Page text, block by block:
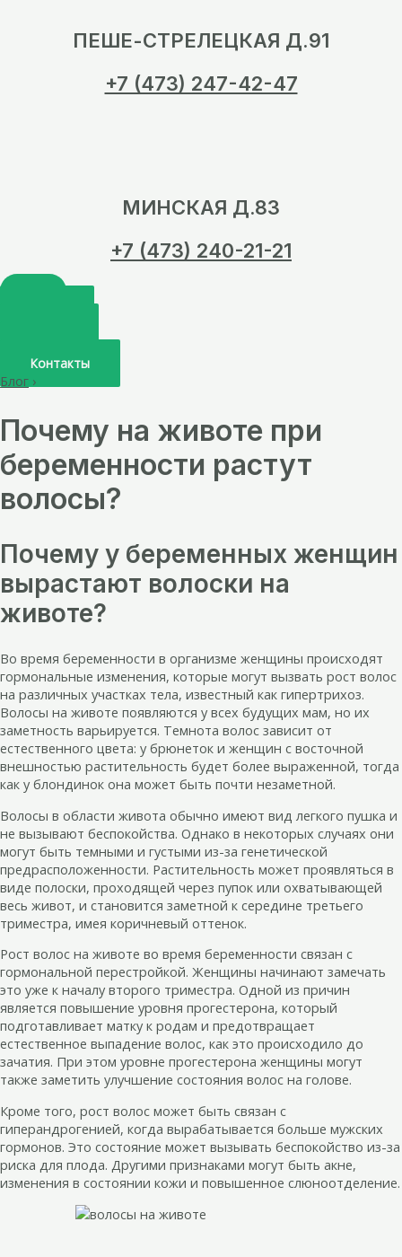
ПЕШЕ-СТРЕЛЕЦКАЯ Д.91
+7 (473) 247-42-47
МИНСКАЯ Д.83
+7 (473) 240-21-21
Контакты
Блог ›
Почему на животе при
беременности растут
волосы?
Почему у беременных женщин
вырастают волоски на
животе?
Во время беременности в организме женщины происходят
гормональные изменения, которые могут вызвать рост волос
на различных участках тела, известный как гипертрихоз.
Волосы на животе появляются у всех будущих мам, но их
заметность варьируется. Темнота волос зависит от
естественного цвета: у брюнеток и женщин с восточной
внешностью растительность будет более выраженной, тогда
как у блондинок она может быть почти незаметной.
Волосы в области живота обычно имеют вид легкого пушка и
не вызывают беспокойства. Однако в некоторых случаях они
могут быть темными и густыми из-за генетической
предрасположенности. Растительность может проявляться в
виде полоски, проходящей через пупок или охватывающей
весь живот, и становится заметной к середине третьего
триместра, имея коричневый оттенок.
Рост волос на животе во время беременности связан с
гормональной перестройкой. Женщины начинают замечать
это уже к началу второго триместра. Одной из причин
является повышение уровня прогестерона, который
подготавливает матку к родам и предотвращает
естественное выпадение волос, как это происходило до
зачатия. При этом уровне прогестерона женщины могут
также заметить улучшение состояния волос на голове.
Кроме того, рост волос может быть связан с
гиперандрогенией, когда вырабатывается больше мужских
гормонов. Это состояние может вызывать беспокойство из-за
риска для плода. Другими признаками могут быть акне,
изменения в состоянии кожи и повышенное слюноотделение.